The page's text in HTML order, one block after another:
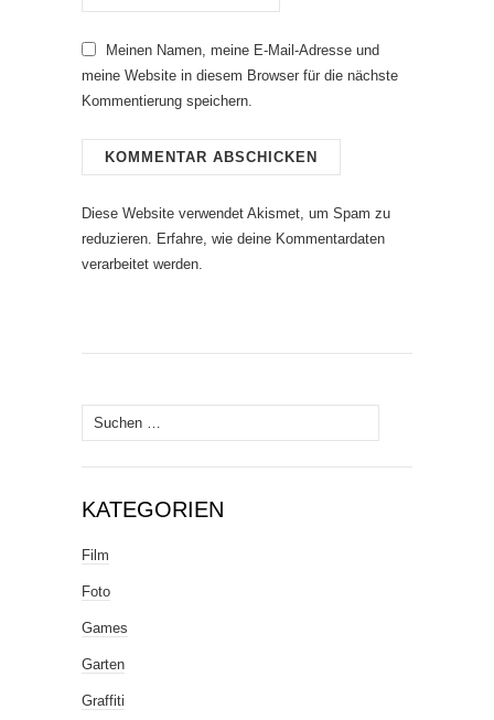
Meinen Namen, meine E-Mail-Adresse und
meine Website in diesem Browser für die nächste
Kommentierung speichern.
Diese Website verwendet Akismet, um Spam zu
reduzieren.
Erfahre, wie deine Kommentardaten
verarbeitet werden.
Suche
nach:
KATEGORIEN
Film
Foto
Games
Garten
Graffiti